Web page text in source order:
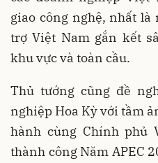
giao công nghệ, nhất
trợ Việt Nam gắn kết
khu vực và toàn cầu.
Thủ tướng cũng đề
nghiệp Hoa Kỳ với tầm
hành cùng Chính phủ
thành công Năm APEC